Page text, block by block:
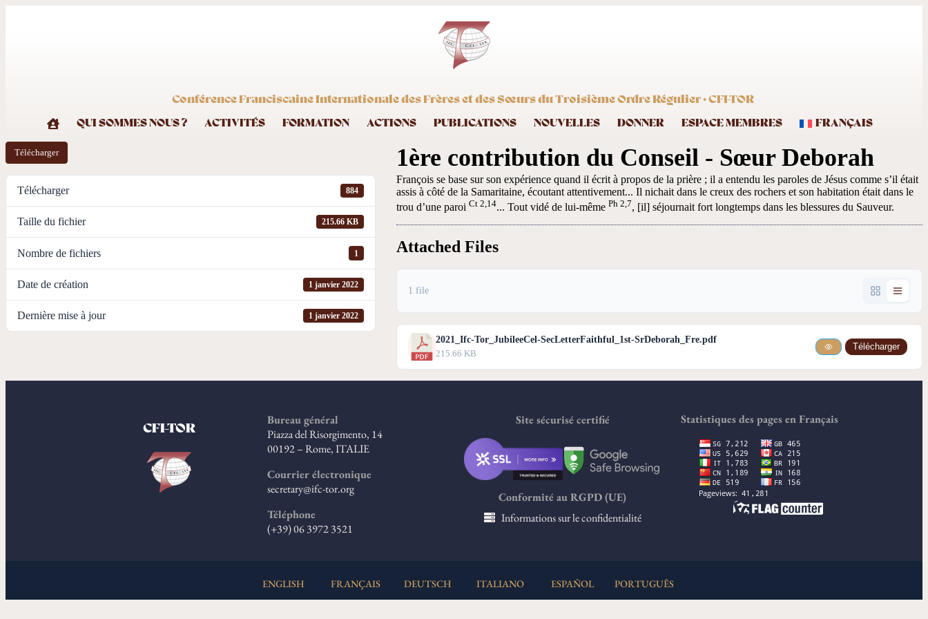
Conférence Franciscaine Internationale des Frères et des Sœurs du Troisième Ordre Régulier · CFI-TOR
QUI SOMMES NOUS ? ACTIVITÉS FORMATION ACTIONS PUBLICATIONS NOUVELLES DONNER ESPACE MEMBRES FRANÇAIS
Télécharger
Télécharger 884
Taille du fichier 215.66 KB
Nombre de fichiers 1
Date de création 1 janvier 2022
Dernière mise à jour 1 janvier 2022
1ère contribution du Conseil - Sœur Deborah
François se base sur son expérience quand il écrit à propos de la prière ; il a entendu les paroles de Jésus comme s’il était
assis à côté de la Samaritaine, écoutant attentivement... Il nichait dans le creux des rochers et son habitation était dans le
trou d’une paroi Ct 2,14... Tout vidé de lui-même Ph 2,7, [il] séjournait fort longtemps dans les blessures du Sauveur.
Attached Files
1 file
2021_Ifc-Tor_JubileeCel-SecLetterFaithful_1st-SrDeborah_Fre.pdf
215.66 KB
Télécharger
CFI-TOR
Bureau général
Piazza del Risorgimento, 14
00192 – Rome, ITALIE
Courrier électronique
secretary@ifc-tor.org
Téléphone
(+39) 06 3972 3521
Site sécurisé certifié
Conformité au RGPD (UE)
Informations sur le confidentialité
Statistiques des pages en Français
ENGLISH FRANÇAIS DEUTSCH ITALIANO ESPAÑOL PORTUGUÊS